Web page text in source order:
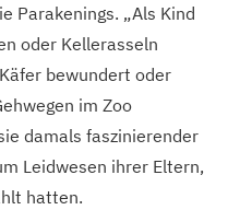
Parakenings. „Als Kind
oder Kellerasseln
bewundert oder
im Zoo
damals faszinierender
Leidwesen ihrer Eltern,
hatten.